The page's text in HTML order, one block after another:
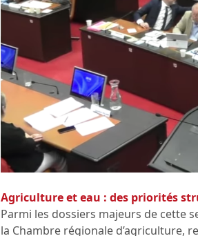
Agriculture et eau : des priorités
Parmi les dossiers majeurs de cette
la Chambre régionale d’agriculture,